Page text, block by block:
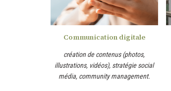
Communication digitale
création de contenus (photos,
illustrations, vidéos), stratégie social
média, community management.